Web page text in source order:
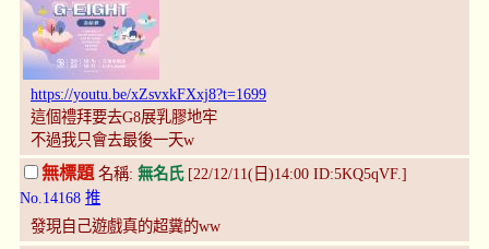
https://youtu.be/xZsvxkFXxj8?t=1699
這個禮拜要去G8展乳膠地牢
不過我只會去最後一天w
無標題名稱: 無名氏[22/12/11(日)14:00 ID:5KQ5qVF.]
No.14168 推
發現自己遊戲真的超糞的ww